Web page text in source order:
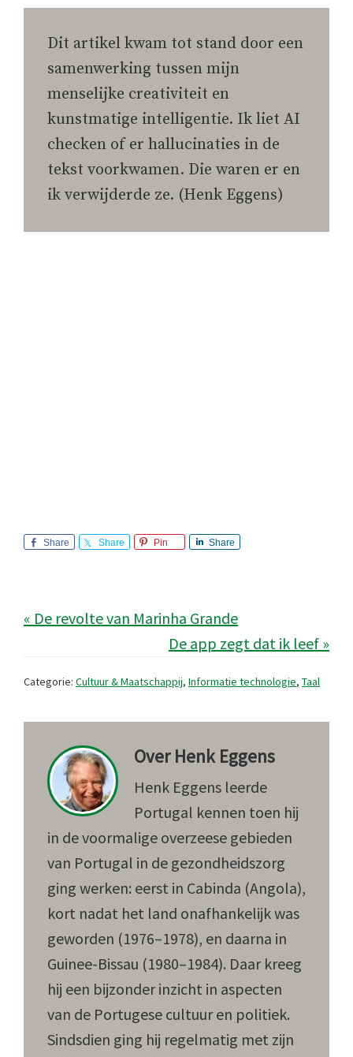
Dit artikel kwam tot stand door een
samenwerking tussen mijn
menselijke creativiteit en
kunstmatige intelligentie. Ik liet AI
checken of er hallucinaties in de
tekst voorkwamen. Die waren er en
ik verwijderde ze. (Henk Eggens)
Share Share Pin Share
« De revolte van Marinha Grande
De app zegt dat ik leef »
Categorie: Cultuur & Maatschappij, Informatie technologie, Taal
OverHenk Eggens
Henk Eggens leerde
Portugal kennen toen hij
in de voormalige overzeese gebieden
van Portugal in de gezondheidszorg
ging werken: eerst in Cabinda (Angola),
kort nadat het land onafhankelijk was
geworden (1976–1978), en daarna in
Guinee-Bissau (1980–1984). Daar kreeg
hij een bijzonder inzicht in aspecten
van de Portugese cultuur en politiek.
Sindsdien ging hij regelmatig met zijn